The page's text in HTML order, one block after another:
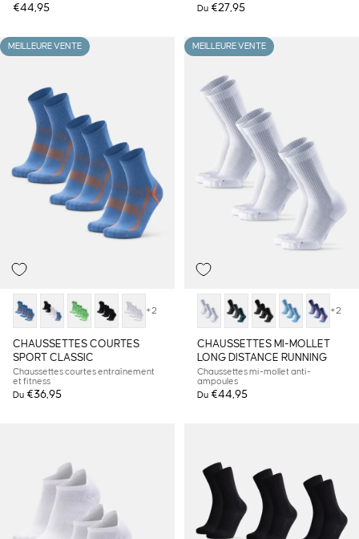
€44,95
Du €27,95
MEILLEURE VENTE
+2
CHAUSSETTES COURTES
SPORT CLASSIC
Chaussettes courtes entraînement
et fitness
Du €36,95
MEILLEURE VENTE
+2
CHAUSSETTES MI-MOLLET
LONG DISTANCE RUNNING
Chaussettes mi-mollet anti-
ampoules
Du €44,95